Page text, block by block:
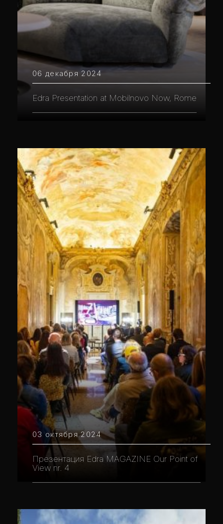
06 декабря 2024
Edra Presentation at Mobilnovo Now, Rome
03 октября 2024
Презентация Edra MAGAZINE Our Point of
View nr. 4